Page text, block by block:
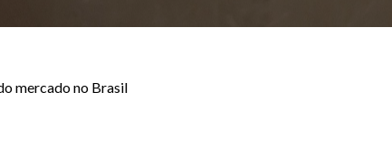
mercado no Brasil